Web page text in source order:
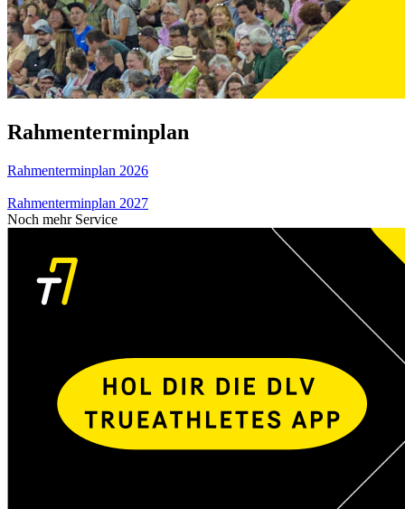
Rahmenterminplan
Rahmenterminplan 2026
Rahmenterminplan 2027
Noch mehr Service